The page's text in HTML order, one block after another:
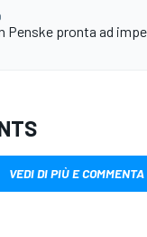
Penske pronta ad
VEDI DI PIÙ E COMMENTA